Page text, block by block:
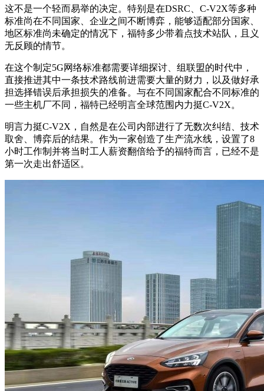
这不是一个轻而易举的决定。特别是在DSRC、C-V2X等多种
标准尚在不同国家、企业之间不断博弈，能够适配部分国家、
地区标准尚未确定的情况下，福特多少带着点技术站队，且义
无反顾的情节。
在这个制定5G网络标准都需要详细探讨、组联盟的时代中，
直接推进其中一条技术路线前进需要大量的财力，以及做好承
担选择错误后承担损失的准备。与在不同国家配合不同标准的
一些主机厂不同，福特已经明言全球范围内力挺C-V2X。
明言力挺C-V2X，自然是在公司内部进行了无数次纠结、技术
取舍、博弈后的结果。作为一家创造了生产流水线，设置了8
小时工作制并将当时工人薪资翻倍给予的福特而言，已经不是
第一次走出舒适区。